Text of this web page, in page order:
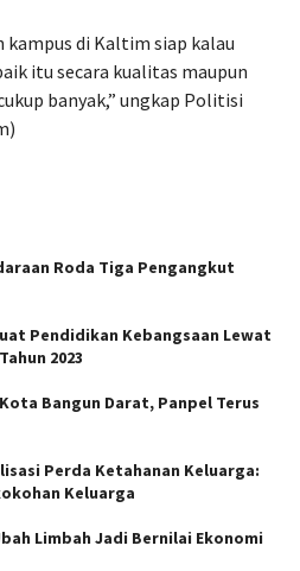
kampus di Kaltim siap kalau
itu secara kualitas maupun
banyak,” ungkap Politisi
Roda Tiga Pengangkut
Pendidikan Kebangsaan Lewat
2023
Bangun Darat, Panpel Terus
Perda Ketahanan Keluarga:
Keluarga
Limbah Jadi Bernilai Ekonomi